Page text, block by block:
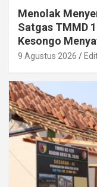
Menolak
Satgas TMMD
Kesongo
9 Agustus 2026